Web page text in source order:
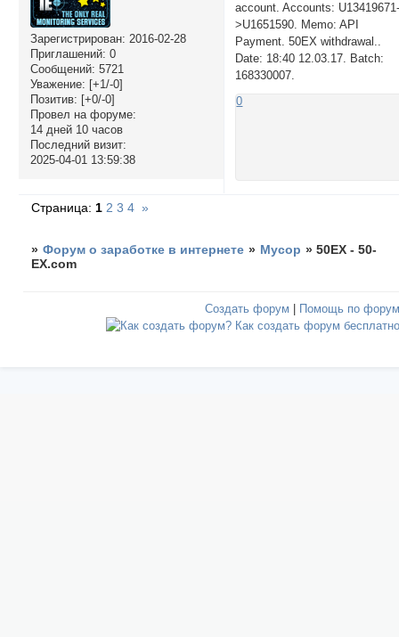
Зарегистрирован: 2016-02-28
Приглашений: 0
Сообщений: 5721
Уважение: [+1/-0]
Позитив: [+0/-0]
Провел на форуме:
14 дней 10 часов
Последний визит:
2025-04-01 13:59:38
account. Accounts:
>U1651590. Memo: API
Payment. 50EX withdrawal..
Date: 18:40 12.03.17. Batch:
168330007.
0
Страница: 1 2 3 4 »
» Форум о заработке в интернете » Мусор »50EX - 50-
EX.com
Создать форум | Помощь по